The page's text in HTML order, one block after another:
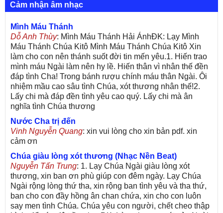
Cảm nhận âm nhạc
Mình Máu Thánh
Dỗ Anh Thùy: Mình Máu Thánh Hải ÁnhĐK: Lạy Mình
Máu Thánh Chúa Kitô Mình Máu Thánh Chúa Kitô Xin
làm cho con nên thánh suốt đời tin mến yêu.1. Hiến trao
mình máu Ngài làm nên hy lề. Hiến thân vì nhân thế đền
đáp tình Cha! Trong bánh rượu chính máu thân Ngài. Ôi
nhiệm mầu cao sâu tình Chúa, xót thương nhân thế!2.
Lấy chi mà đáp đền tình yêu cao quý. Lấy chi mà ân
nghĩa tình Chúa thương
Nước Cha trị đến
Vinh Nguyễn Quang: xin vui lòng cho xin bản pdf. xin
cảm ơn
Chúa giàu lòng xót thương (Nhạc Nền Beat)
Nguyễn Tấn Trung: 1. Lạy Chúa Ngài giàu lòng xót
thương, xin ban ơn phù giúp con đêm ngày. Lạy Chúa
Ngài rộng lòng thứ tha, xin rộng ban tình yêu và tha thứ,
ban cho con đầy hồng ân chan chứa, xin cho con luôn
say men tình Chúa. Chúa yêu con người, chết cheo thập